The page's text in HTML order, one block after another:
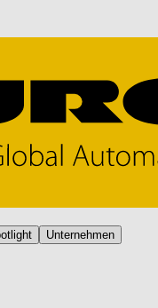
Unternehmen